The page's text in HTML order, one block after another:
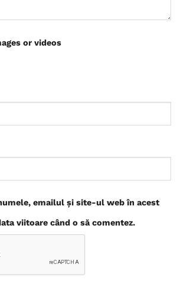
or videos
emailul și site-ul web în acest
viitoare când o să comentez.